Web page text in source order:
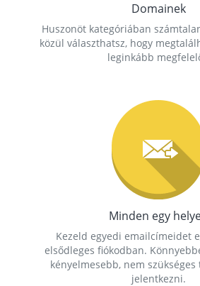
Domainek
Huszonöt kategóriában
közül választhatsz, hogy
leginkább
Minden egy
Kezeld egyedi emailcímeidet
elsődleges fiókodban.
kényelmesebb, nem
jelentkezni.